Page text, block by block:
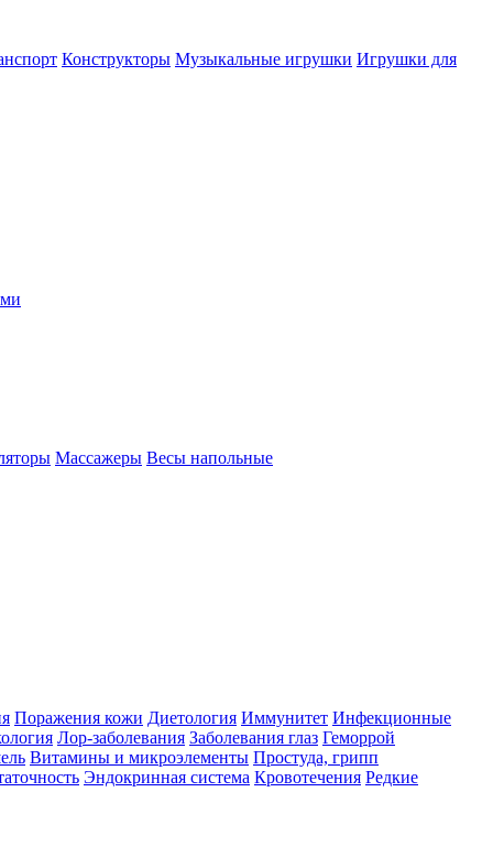
Конструкторы Музыкальные игрушки Игрушки для
Массажеры Весы напольные
Поражения кожи Диетология Иммунитет Инфекционные
Лор-заболевания Заболевания глаз Геморрой
Витамины и микроэлементы Простуда, грипп
Эндокринная система Кровотечения Редкие